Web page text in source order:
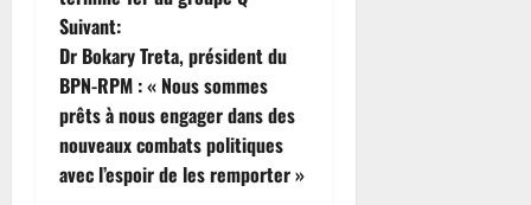
v
i
g
a
Suivant:
Dr Bokary Treta, président du
BPN-RPM : « Nous sommes
prêts à nous engager dans des
nouveaux combats politiques
avec l’espoir de les remporter »